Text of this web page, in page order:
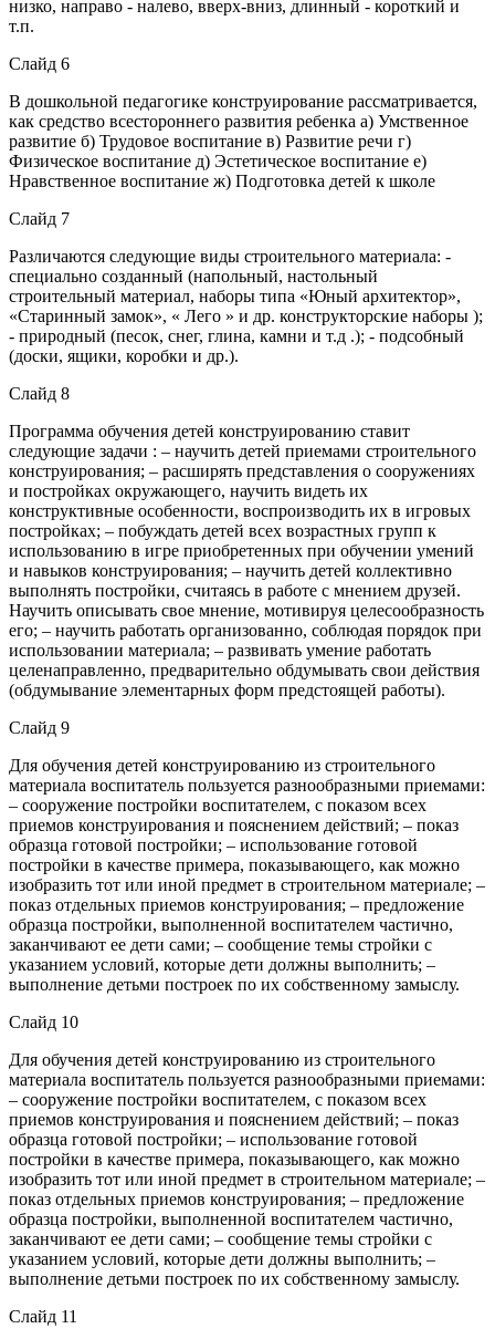
низко, направо - налево, вверх-вниз, длинный - короткий и
т.п.
Слайд 6
В дошкольной педагогике конструирование рассматривается,
как средство всестороннего развития ребенка а) Умственное
развитие б) Трудовое воспитание в) Развитие речи г)
Физическое воспитание д) Эстетическое воспитание е)
Нравственное воспитание ж) Подготовка детей к школе
Слайд 7
Различаются следующие виды строительного материала: -
специально созданный (напольный, настольный
строительный материал, наборы типа «Юный архитектор»,
«Старинный замок», « Лего » и др. конструкторские наборы );
- природный (песок, снег, глина, камни и т.д .); - подсобный
(доски, ящики, коробки и др.).
Слайд 8
Программа обучения детей конструированию ставит
следующие задачи : – научить детей приемами строительного
конструирования; – расширять представления о сооружениях
и постройках окружающего, научить видеть их
конструктивные особенности, воспроизводить их в игровых
постройках; – побуждать детей всех возрастных групп к
использованию в игре приобретенных при обучении умений
и навыков конструирования; – научить детей коллективно
выполнять постройки, считаясь в работе с мнением друзей.
Научить описывать свое мнение, мотивируя целесообразность
его; – научить работать организованно, соблюдая порядок при
использовании материала; – развивать умение работать
целенаправленно, предварительно обдумывать свои действия
(обдумывание элементарных форм предстоящей работы).
Слайд 9
Для обучения детей конструированию из строительного
материала воспитатель пользуется разнообразными приемами:
– сооружение постройки воспитателем, с показом всех
приемов конструирования и пояснением действий; – показ
образца готовой постройки; – использование готовой
постройки в качестве примера, показывающего, как можно
изобразить тот или иной предмет в строительном материале; –
показ отдельных приемов конструирования; – предложение
образца постройки, выполненной воспитателем частично,
заканчивают ее дети сами; – сообщение темы стройки с
указанием условий, которые дети должны выполнить; –
выполнение детьми построек по их собственному замыслу.
Слайд 10
Для обучения детей конструированию из строительного
материала воспитатель пользуется разнообразными приемами:
– сооружение постройки воспитателем, с показом всех
приемов конструирования и пояснением действий; – показ
образца готовой постройки; – использование готовой
постройки в качестве примера, показывающего, как можно
изобразить тот или иной предмет в строительном материале; –
показ отдельных приемов конструирования; – предложение
образца постройки, выполненной воспитателем частично,
заканчивают ее дети сами; – сообщение темы стройки с
указанием условий, которые дети должны выполнить; –
выполнение детьми построек по их собственному замыслу.
Слайд 11